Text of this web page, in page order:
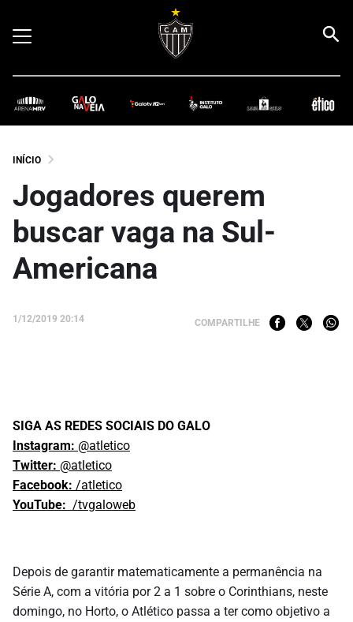
INÍCIO
Jogadores querem
buscar vaga na Sul-
Americana
1/12/2019 20:14 COMPARTILHE
SIGA AS REDES SOCIAIS DO GALO
Instagram: @atletico
Twitter: @atletico
Facebook: /atletico
YouTube: /tvgaloweb
Depois de garantir matematicamente a permanência na
Série A, com a vitória por 2 a 1 sobre o Corinthians, neste
domingo, no Horto, o Atlético passa a ter como objetivo a